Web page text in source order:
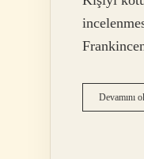
Devamını